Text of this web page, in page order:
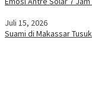
Juli 15, 2026
Suami di Makassar